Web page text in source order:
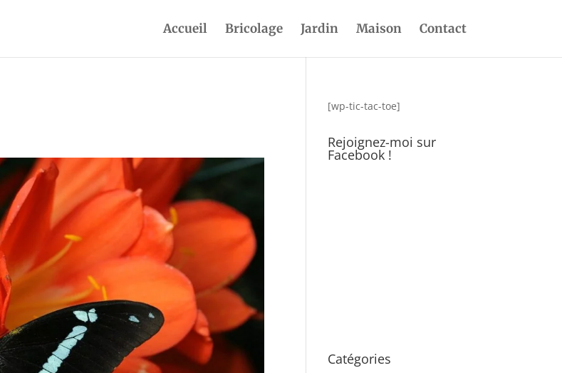
Accueil Bricolage Jardin Maison Contact
[wp-tic-tac-toe]
Rejoignez-moi sur
Facebook !
Catégories